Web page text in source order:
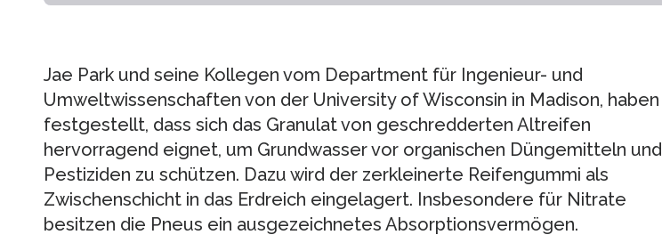
Jae Park und seine Kollegen vom Department für Ingenieur- und
Umweltwissenschaften von der University of Wisconsin in Madison, haben
festgestellt, dass sich das Granulat von geschredderten Altreifen
hervorragend eignet, um Grundwasser vor organischen Düngemitteln und
Pestiziden zu schützen. Dazu wird der zerkleinerte Reifengummi als
Zwischenschicht in das Erdreich eingelagert. Insbesondere für Nitrate
besitzen die Pneus ein ausgezeichnetes Absorptionsvermögen.